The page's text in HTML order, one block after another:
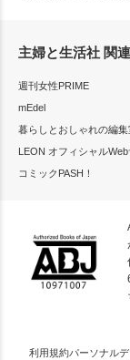
主婦と生活社 関
週刊女性PRIME
mEdel
暮らしとおしゃれの編集
LEON オフィシャルWeb
コミックPASH！
利用規約パーソナル